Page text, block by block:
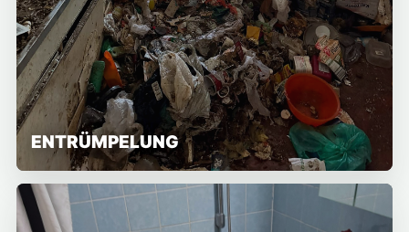
ENTRÜMPELUNG